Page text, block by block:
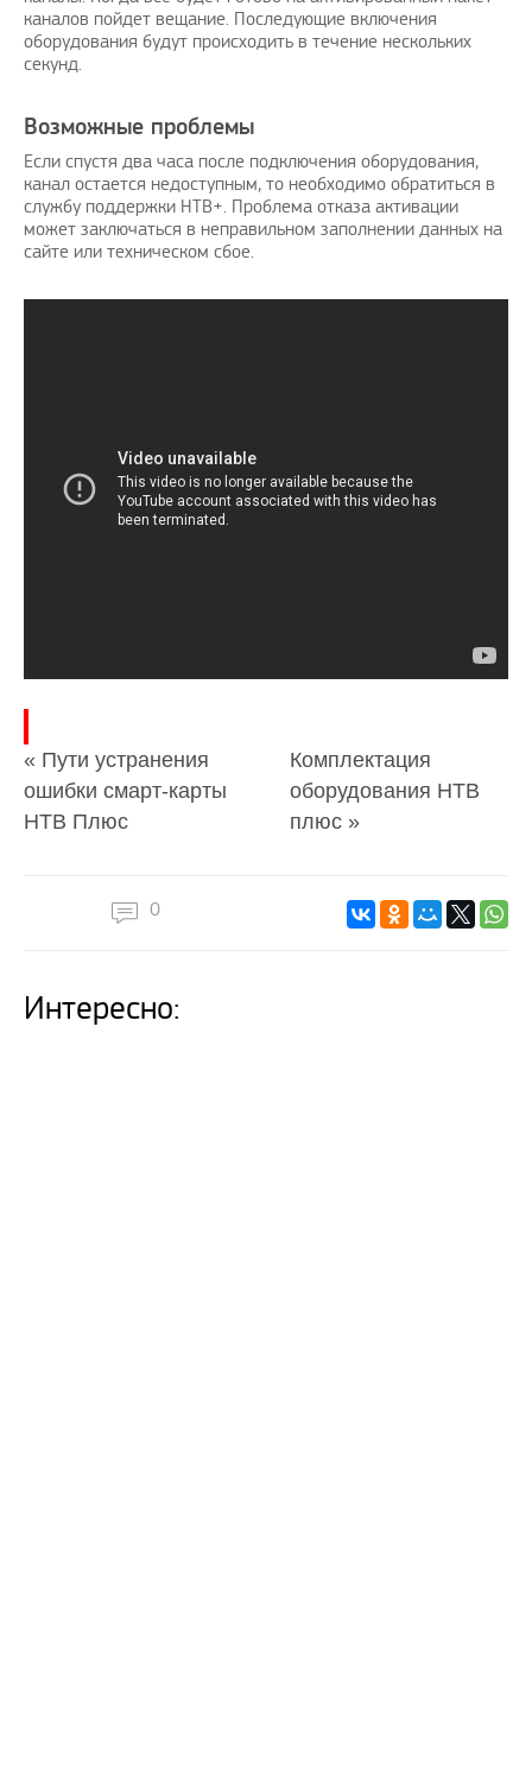
каналов пойдет вещание. Последующие включения
оборудования будут происходить в течение нескольких
секунд.
Возможные проблемы
Если спустя два часа после подключения оборудования,
канал остается недоступным, то необходимо обратиться в
службу поддержки НТВ+. Проблема отказа активации
может заключаться в неправильном заполнении данных на
сайте или техническом сбое.
« Пути устранения
ошибки смарт-карты
НТВ Плюс
Комплектация
оборудования НТВ
плюс »
0
Интересно: